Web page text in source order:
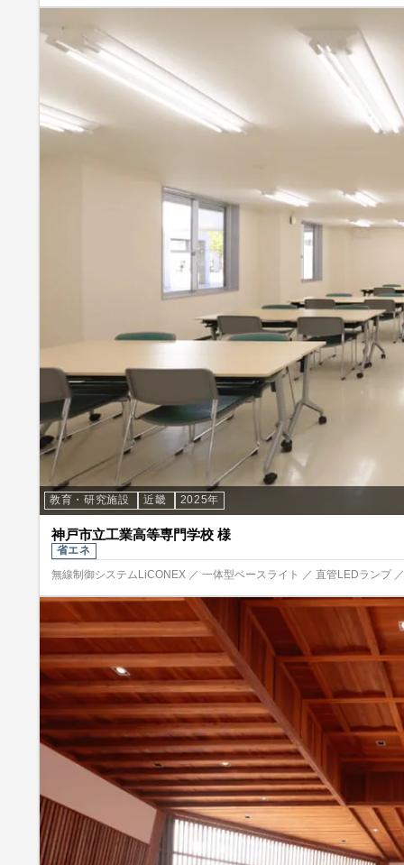
教育・研究施設 近畿 2025年
神戸市立工業高等専門学校 様
省エネ
無線制御システムLiCONEX ／ 一体型ベースライト ／ 直管LEDランプ